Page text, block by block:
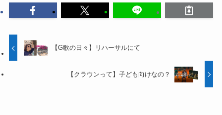
【G歌の日々】リハーサルにて
【クラウンって】子ども向けなの？